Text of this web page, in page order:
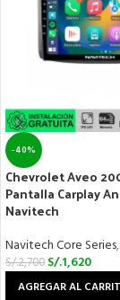
-40%
Chevrolet Aveo
Pantalla Carplay
Navitech
Navitech Core Series,
S/.2,700 S/.1,620
AGREGAR AL